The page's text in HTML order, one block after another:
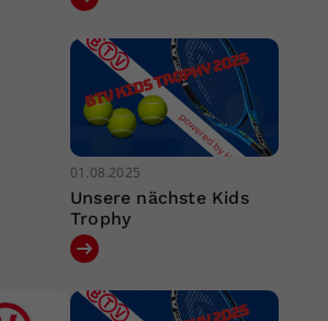
01.08.2025
Unsere nächste Kids
Trophy